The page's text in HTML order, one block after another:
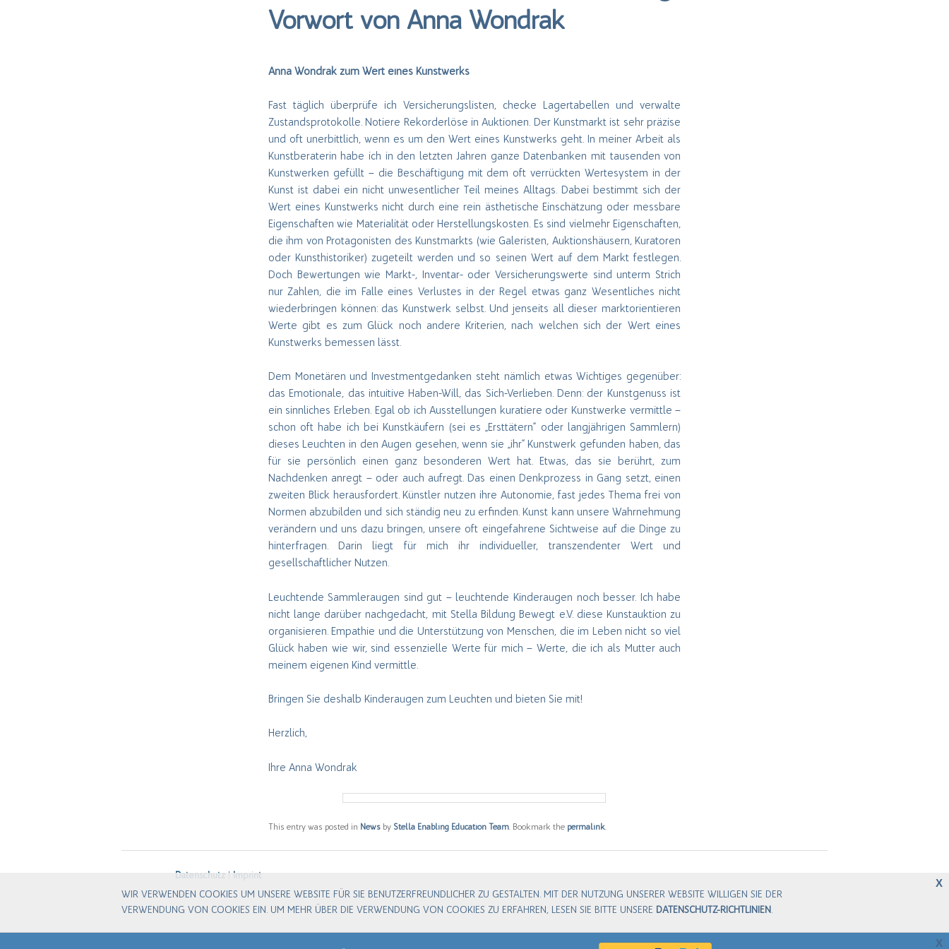
Vorwort von Anna Wondrak
Anna Wondrak zum Wert eines Kunstwerks
Fast täglich überprüfe ich Versicherungslisten, checke Lagertabellen und verwalte
Zustandsprotokolle. Notiere Rekorderlöse in Auktionen. Der Kunstmarkt ist sehr präzise
und oft unerbittlich, wenn es um den Wert eines Kunstwerks geht. In meiner Arbeit als
Kunstberaterin habe ich in den letzten Jahren ganze Datenbanken mit tausenden von
Kunstwerken gefüllt – die Beschäftigung mit dem oft verrückten Wertesystem in der
Kunst ist dabei ein nicht unwesentlicher Teil meines Alltags. Dabei bestimmt sich der
Wert eines Kunstwerks nicht durch eine rein ästhetische Einschätzung oder messbare
Eigenschaften wie Materialität oder Herstellungskosten. Es sind vielmehr Eigenschaften,
die ihm von Protagonisten des Kunstmarkts (wie Galeristen, Auktionshäusern, Kuratoren
oder Kunsthistoriker) zugeteilt werden und so seinen Wert auf dem Markt festlegen.
Doch Bewertungen wie Markt-, Inventar- oder Versicherungswerte sind unterm Strich
nur Zahlen, die im Falle eines Verlustes in der Regel etwas ganz Wesentliches nicht
wiederbringen können: das Kunstwerk selbst. Und jenseits all dieser marktorientieren
Werte gibt es zum Glück noch andere Kriterien, nach welchen sich der Wert eines
Kunstwerks bemessen lässt.
Dem Monetären und Investmentgedanken steht nämlich etwas Wichtiges gegenüber:
das Emotionale, das intuitive Haben-Will, das Sich-Verlieben. Denn: der Kunstgenuss ist
ein sinnliches Erleben. Egal ob ich Ausstellungen kuratiere oder Kunstwerke vermittle –
schon oft habe ich bei Kunstkäufern (sei es „Ersttätern“ oder langjährigen Sammlern)
dieses Leuchten in den Augen gesehen, wenn sie „ihr“ Kunstwerk gefunden haben, das
für sie persönlich einen ganz besonderen Wert hat. Etwas, das sie berührt, zum
Nachdenken anregt – oder auch aufregt. Das einen Denkprozess in Gang setzt, einen
zweiten Blick herausfordert. Künstler nutzen ihre Autonomie, fast jedes Thema frei von
Normen abzubilden und sich ständig neu zu erfinden. Kunst kann unsere Wahrnehmung
verändern und uns dazu bringen, unsere oft eingefahrene Sichtweise auf die Dinge zu
hinterfragen. Darin liegt für mich ihr individueller, transzendenter Wert und
gesellschaftlicher Nutzen.
Leuchtende Sammleraugen sind gut – leuchtende Kinderaugen noch besser. Ich habe
nicht lange darüber nachgedacht, mit Stella Bildung Bewegt e.V. diese Kunstauktion zu
organisieren. Empathie und die Unterstützung von Menschen, die im Leben nicht so viel
Glück haben wie wir, sind essenzielle Werte für mich – Werte, die ich als Mutter auch
meinem eigenen Kind vermittle.
Bringen Sie deshalb Kinderaugen zum Leuchten und bieten Sie mit!
Herzlich,
Ihre Anna Wondrak
This entry was posted in Newsby Stella Enabling Education Team. Bookmark the permalink
X
Datenschutz | Imprint
Corinna-Rosa Hacker
WIR VERWENDEN COOKIES UM UNSERE WEBSITE FÜR SIE BENUTZERFREUNDLICHER ZU GESTALTEN. MIT DER NUTZUNG UNSERER WEBSITE WILLIGEN SIE DER
VERWENDUNG VON COOKIES EIN. UM MEHR ÜBER DIE VERWENDUNG VON COOKIES ZU ERFAHREN, LESEN SIE BITTE UNSERE DATENSCHUTZ-RICHTLINIEN.
X